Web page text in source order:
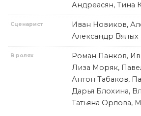
Андреасян, Тина
Сценарист
Иван Новиков,
Александр Вялых
В ролях
Роман Панков,
Лиза Моряк,
Антон Табаков,
Дарья Блохина,
Татьяна Орлова,